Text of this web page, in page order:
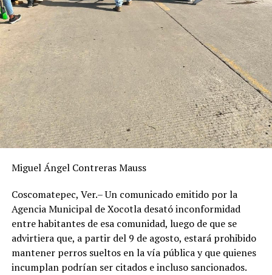
DESPUÉS
Inauguran en Yanga el Centro de Desarrollo Comunitario
“Te Quiero Yanga” – DIF PILARES”
ANTES
Fuga en línea principal deja sin agua a familias de
Chocamán
Miguel Ángel Contreras Mauss
Coscomatepec, Ver.– Un comunicado emitido por la
Agencia Municipal de Xocotla desató inconformidad
entre habitantes de esa comunidad, luego de que se
advirtiera que, a partir del 9 de agosto, estará prohibido
mantener perros sueltos en la vía pública y que quienes
incumplan podrían ser citados e incluso sancionados.